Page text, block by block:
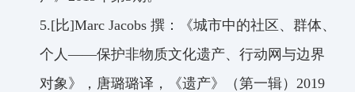
5.[比]Marc Jacobs撰：《城市中的社区、群体、
个人——保护非物质文化遗产、行动网与边界
对象》，唐璐璐译，《遗产》（第一辑）2019